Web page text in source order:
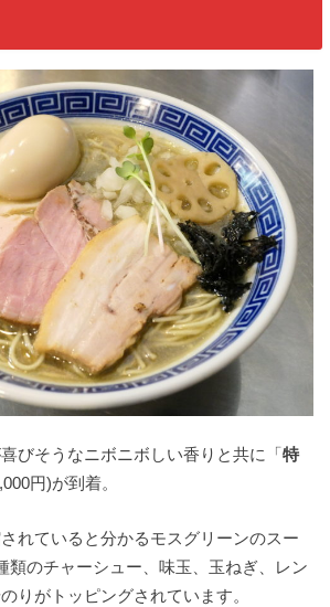
びそうなニボニボしい香りと共に「 特
円)が到着。
れていると分かるモスグリーンのスー
類のチャーシュー、味玉、玉ねぎ、レン
りがトッピングされています。